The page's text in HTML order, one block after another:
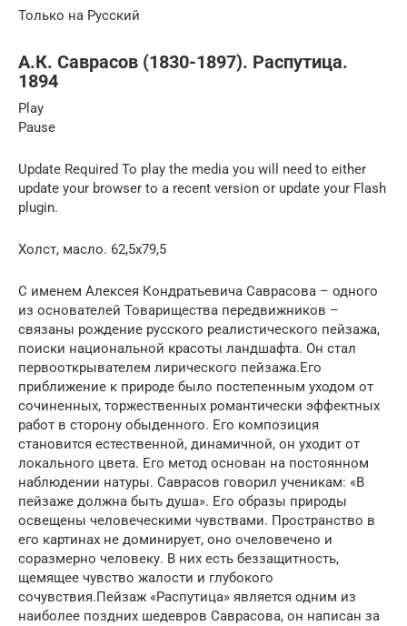
Только на Русский
А.К. Саврасов (1830-1897). Распутица.
1894
Play
Pause
Update Required To play the media you will need to either
update your browser to a recent version or update your Flash
plugin.
Холст, масло. 62,5х79,5
С именем Алексея Кондратьевича Саврасова – одного
из основателей Товарищества передвижников –
связаны рождение русского реалистического пейзажа,
поиски национальной красоты ландшафта. Он стал
первооткрывателем лирического пейзажа.Его
приближение к природе было постепенным уходом от
сочиненных, торжественных романтически эффектных
работ в сторону обыденного. Его композиция
становится естественной, динамичной, он уходит от
локального цвета. Его метод основан на постоянном
наблюдении натуры. Саврасов говорил ученикам: «В
пейзаже должна быть душа». Его образы природы
освещены человеческими чувствами. Пространство в
его картинах не доминирует, оно очеловечено и
соразмерно человеку. В них есть беззащитность,
щемящее чувство жалости и глубокого
сочувствия.Пейзаж «Распутица» является одним из
наиболее поздних шедевров Саврасова, он написан за